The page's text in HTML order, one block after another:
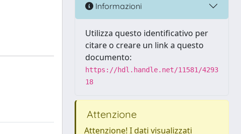
Informazioni
Utilizza questo identificativo per
citare o creare un link a questo
documento:
https://hdl.handle.net/11581/4293
18
Attenzione
Attenzione! I dati visualizzati